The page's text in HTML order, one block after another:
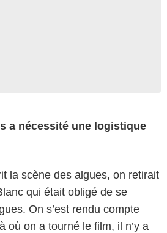
a nécessité une logistique
la scène des algues, on retirait
qui était obligé de se
On s’est rendu compte
où on a tourné le film, il n’y a